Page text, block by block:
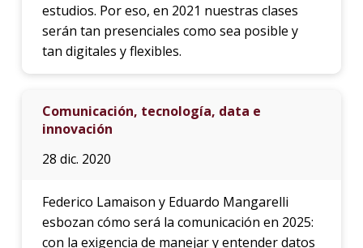
estudios. Por eso, en 2021 nuestras clases
serán tan presenciales como sea posible y
tan digitales y flexibles.
Comunicación, tecnología, data e
innovación
28 dic. 2020
Federico Lamaison y Eduardo Mangarelli
esbozan cómo será la comunicación en 2025:
con la exigencia de manejar y entender datos